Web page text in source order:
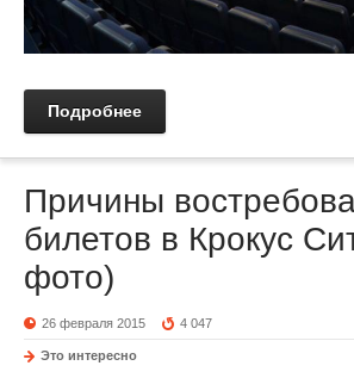
Подробнее
Причины
билетов в Крокус
фото)
26 февраля 2015 4 047
Это интересно